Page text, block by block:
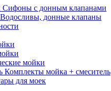
Сифоны с донным клапанами
Водосливы, донные клапаны
мойки
Комплекты мойка + смеситель
для моек